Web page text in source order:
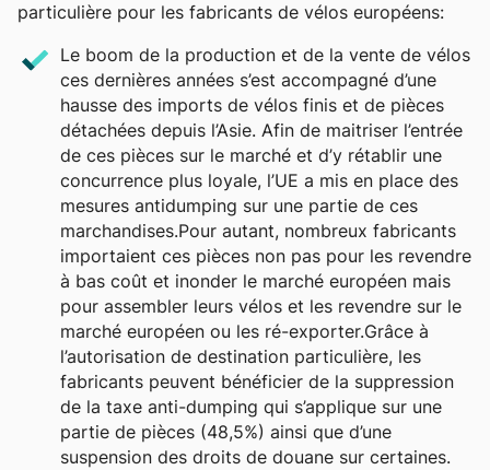
particulière pour les fabricants de vélos européens:
Le boom de la production et de la vente de vélos
ces dernières années s’est accompagné d’une
hausse des imports de vélos finis et de pièces
détachées depuis l’Asie. Afin de maitriser l’entrée
de ces pièces sur le marché et d’y rétablir une
concurrence plus loyale, l’UE a mis en place des
mesures antidumping sur une partie de ces
marchandises.Pour autant, nombreux fabricants
importaient ces pièces non pas pour les revendre
à bas coût et inonder le marché européen mais
pour assembler leurs vélos et les revendre sur le
marché européen ou les ré-exporter.Grâce à
l’autorisation de destination particulière, les
fabricants peuvent bénéficier de la suppression
de la taxe anti-dumping qui s’applique sur une
partie de pièces (48,5%) ainsi que d’une
suspension des droits de douane sur certaines.